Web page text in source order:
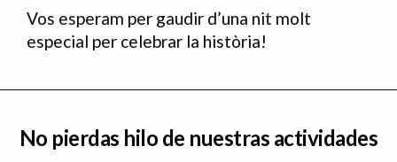
Vos esperam per gaudir d’una nit molt
especial per celebrar la història!
No pierdas hilo de nuestras actividades